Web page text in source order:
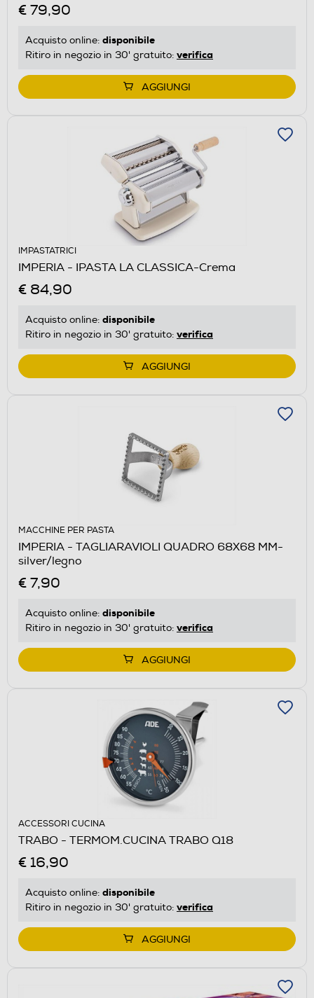
€ 79,90
Acquisto online: disponibile
Ritiro in negozio in 30' gratuito: verifica
AGGIUNGI
IMPASTATRICI
IMPERIA - IPASTA LA CLASSICA-Crema
€ 84,90
Acquisto online: disponibile
Ritiro in negozio in 30' gratuito: verifica
AGGIUNGI
MACCHINE PER PASTA
IMPERIA - TAGLIARAVIOLI QUADRO 68X68 MM-
silver/legno
€ 7,90
Acquisto online: disponibile
Ritiro in negozio in 30' gratuito: verifica
AGGIUNGI
ACCESSORI CUCINA
TRABO - TERMOM.CUCINA TRABO Q18
€ 16,90
Acquisto online: disponibile
Ritiro in negozio in 30' gratuito: verifica
AGGIUNGI